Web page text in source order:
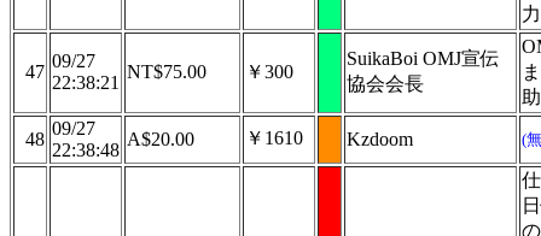
47
09/27
22:38:21
NT$75.00 ￥300
SuikaBoi OMJ宣伝
協会会長
48
09/27
22:38:48
A$20.00 ￥1610 Kzdoom (